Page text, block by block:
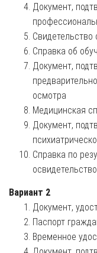
Документ,
Свидетельство
Справка об
Документ,
осмотра
Медицинская
Документ,
Справка по
Вариант 2
Документ,
Паспорт
Временное